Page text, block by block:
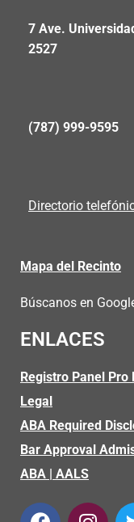
7 Ave.
2527
(787) 999-9595
Directorio
Mapa del Recinto
Búscanos en
ENLACES
Registro Panel Pro
Legal
ABA Required
Bar Approval
ABA | AALS